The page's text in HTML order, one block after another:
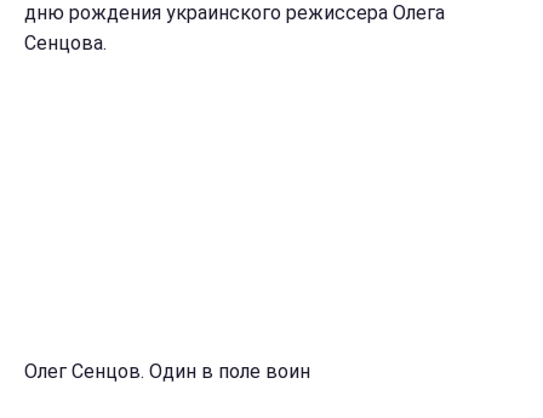
дню рождения украинского режиссера Олега
Сенцова.
Олег Сенцов. Один в поле воин